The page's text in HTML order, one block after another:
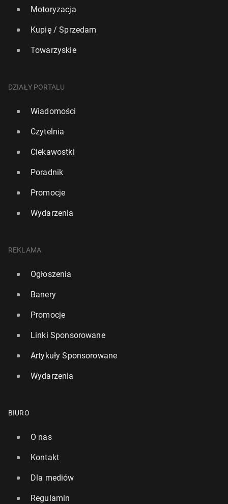
Motoryzacja
Kupię / Sprzedam
Towarzyskie
DZIAŁY PORTALU
Wiadomości
Czytelnia
Ciekawostki
Poradnik
Promocje
Wydarzenia
REKLAMA
Ogłoszenia
Banery
Promocje
Linki Sponsorowane
Artykuły Sponsorowane
Wydarzenia
BIURO
O nas
Kontakt
Dla mediów
Regulamin